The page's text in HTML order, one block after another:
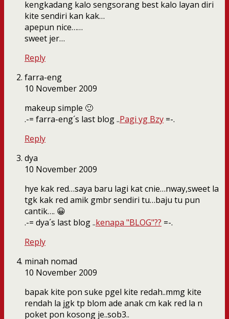
kengkadang kalo sengsorang best kalo layan diri
kite sendiri kan kak…
apepun nice……
sweet jer…
Reply
farra-eng
10 November 2009
makeup simple 🙂
.-= farra-eng´s last blog ..Pagi yg Bzy =-.
Reply
dya
10 November 2009
hye kak red…saya baru lagi kat cnie…nway,sweet la
tgk kak red amik gmbr sendiri tu…baju tu pun
cantik…. 😀
.-= dya´s last blog ..kenapa "BLOG"?? =-.
Reply
minah nomad
10 November 2009
bapak kite pon suke pgel kite redah..mmg kite
rendah la jgk tp blom ade anak cm kak red la n
poket pon kosong je..sob3..